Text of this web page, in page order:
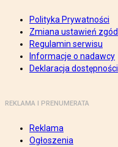
Polityka Prywatności
Zmiana ustawień zgód
Regulamin serwisu
Informacje o nadawcy
Deklaracja dostępności
REKLAMA I PRENUMERATA
Reklama
Ogłoszenia